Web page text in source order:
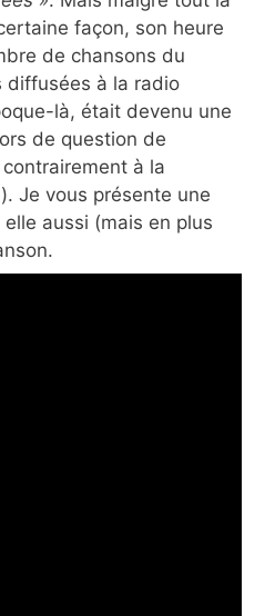
façon, son heure
de chansons du
diffusées à la radio
là, était devenu une
de question de
à la
Je vous présente une
aussi (mais en plus